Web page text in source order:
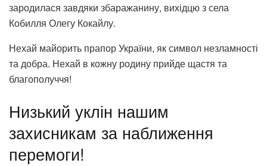
зародилася завдяки збаражанину, вихідцю з села
Кобилля Олегу Кокайлу.
Нехай майорить прапор України, як символ незламності
та добра. Нехай в кожну родину прийде щастя та
благополуччя!
Низький уклін нашим
захисникам за наближення
перемоги!